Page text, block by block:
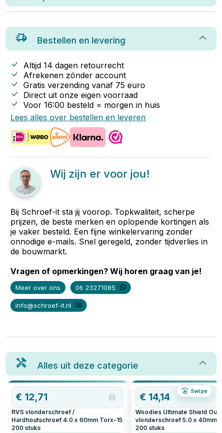
Bestellen en levering
Altijd 14 dagen retourrecht
Afrekenen zónder account
Gratis verzending vanaf 75 euro
Direct uit onze eigen voorraad
Voor 16:00 besteld = morgen in huis
Lees alles over bestellen en leveren
Wij zijn er voor jou!
Bij Schroef-it sta jij voorop. Topkwaliteit, scherpe
prijzen, de beste merken en oplopende kortingen als
je vaker besteld. Een fijne winkelervaring zonder
onnodige e-mails. Snel geregeld, zonder tijdverlies in
de bouwmarkt.
Vragen of opmerkingen? Wij horen graag van je!
Meer over ons 06 23271085
info@schroef-it.nl
Alles uit deze categorie
Swipe
€12,71
RVS vlonderschroef /
Hardhoutschroef 4.0 x 60mm Torx-15
200 stuks
€14,14
Woodies Ultimate Shield
vlonderschroef 5.0 x 40mm
200 stuks